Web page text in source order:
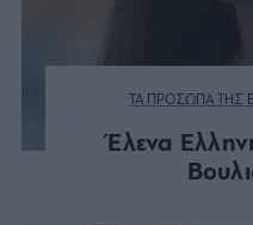
ΤΑ ΠΡΟΣΩΠΑ ΤΗΣ
Έλενα